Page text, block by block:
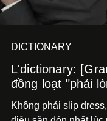
DICTIONARY
L'dictionary:
đồng loạt "phải
Không phải slip